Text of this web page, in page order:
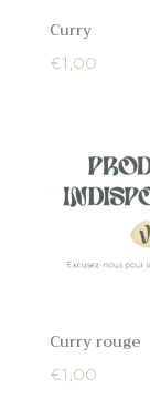
Curry
€1,00
Curry rouge
€1,00